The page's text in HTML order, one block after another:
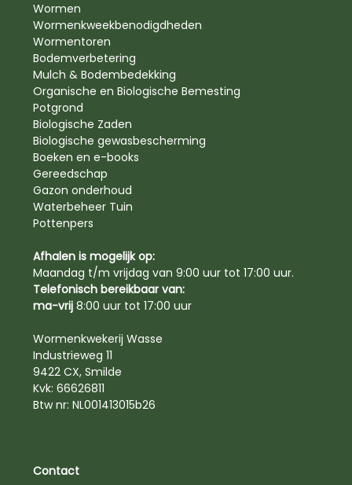
Wormen
Wormenkweekbenodigdheden
Wormentoren
Bodemverbetering
Mulch & Bodembedekking
Organische en Biologische Bemesting
Potgrond
Biologische Zaden
Biologische gewasbescherming
Boeken en e-books
Gereedschap
Gazon onderhoud
Waterbeheer Tuin
Pottenpers
Afhalen is mogelijk op:
Maandag t/m vrijdag van 9:00 uur tot 17:00 uur.
Telefonisch bereikbaar van:
ma-vrij 8:00 uur tot 17:00 uur
Wormenkwekerij Wasse
Industrieweg 11
9422 CX, Smilde
Kvk: 66626811
Btw nr: NL001413015b26
Contact